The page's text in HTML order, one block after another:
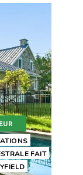
FAIT